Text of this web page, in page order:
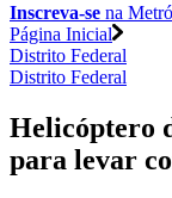
Inscreva-se na
Página Inicial
Distrito Federal
Distrito Federal
Helicóptero
para levar